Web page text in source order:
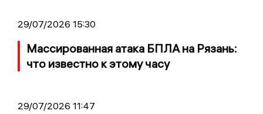
29/07/2026 15:30
Массированная атака БПЛА на Рязань:
что известно к этому часу
29/07/2026 11:47